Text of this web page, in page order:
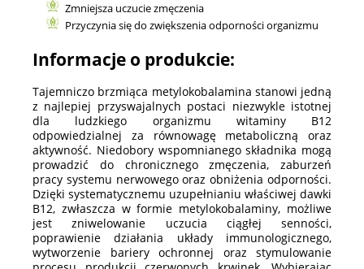
Zmniejsza uczucie zmęczenia
Przyczynia się do zwiększenia odporności organizmu
Informacje o produkcie:
Tajemniczo brzmiąca metylokobalamina stanowi jedną
z najlepiej przyswajalnych postaci niezwykle istotnej
dla ludzkiego organizmu witaminy B12
odpowiedzialnej za równowagę metaboliczną oraz
aktywność. Niedobory wspomnianego składnika mogą
prowadzić do chronicznego zmęczenia, zaburzeń
pracy systemu nerwowego oraz obniżenia odporności.
Dzięki systematycznemu uzupełnianiu właściwej dawki
B12, zwłaszcza w formie metylokobalaminy, możliwe
jest zniwelowanie uczucia ciągłej senności,
poprawienie działania układy immunologicznego,
wytworzenie bariery ochronnej oraz stymulowanie